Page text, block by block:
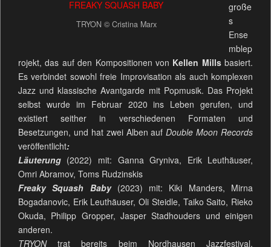
TRYON © Cristina Marx
große
s
Ense
mblep
rojekt, das auf den Kompositionen von Kellen Millsbasiert.
Es verbindet sowohl freie Improvisation als auch komplexen
Jazz und klassische Avantgarde mit Popmusik. Das Projekt
selbst wurde im Februar 2020 ins Leben gerufen, und
existiert seither in verschiedenen Formaten und
Besetzungen, und hat zwei Alben aufDouble Moon Records
veröffentlicht:
Läuterung (2022) mit: Ganna Gryniva, Erik Leuthäuser,
Omri Abramov, Toms Rudzinskis
Freaky Squash Baby (2023) mit: Kiki Manders, Mirna
Bogadanovic, Erik Leuthäuser, Oli Steidle, Taiko Saito, Rieko
Okuda, Philipp Gropper, Jasper Stadhouders und einigen
anderen.
TRYONtrat bereits beim Nordhausen Jazzfestival,